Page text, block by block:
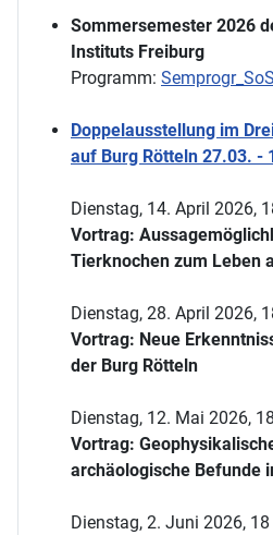
Sommersemester 2026
Instituts Freiburg
Programm:
Doppelausstellung im
auf Burg Rötteln 27.03. -
Dienstag, 14. April 2026,
Vortrag:
Tierknochen zum Leben
Dienstag, 28. April 2026,
Vortrag: Neue
der Burg Rötteln
Dienstag, 12. Mai 2026,
Vortrag:
archäologische Befunde
Dienstag, 2. Juni 2026, 18